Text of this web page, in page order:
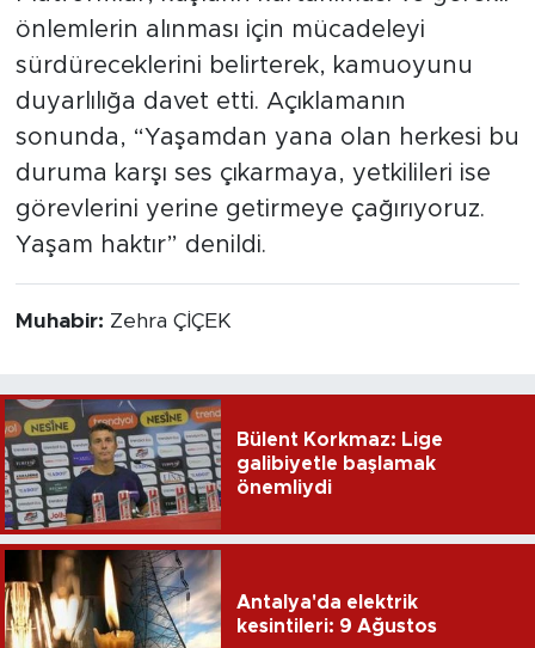
önlemlerin alınması için mücadeleyi
sürdüreceklerini belirterek, kamuoyunu
duyarlılığa davet etti. Açıklamanın
sonunda, “Yaşamdan yana olan herkesi bu
duruma karşı ses çıkarmaya, yetkilileri ise
görevlerini yerine getirmeye çağırıyoruz.
Yaşam haktır” denildi.
Muhabir: Zehra ÇİÇEK
Bülent Korkmaz: Lige
galibiyetle başlamak
önemliydi
Antalya'da elektrik
kesintileri: 9 Ağustos